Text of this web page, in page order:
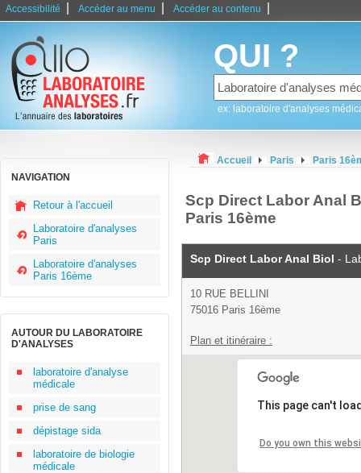
Accessibilité Accéder au menu Accéder au contenu
QUI ?
ex: laboratoire d'analyses
NAVIGATION
Retour à l'accueil
Laboratoire d'analyses
Paris
Laboratoire d'analyses
Paris 16ème
AUTOUR DU LABORATOIRE
D'ANALYSES
laboratoire d'analyse
médicale
prise de sang
dépistage sida
laboratoire de biologie
médicale
Accueil Paris Paris
Scp Direct Labor Anal
Paris 16ème
Scp Direct Labor Anal Biol -
10 RUE BELLINI
75016 Paris 16ème
Plan et itinéraire :
This page can't
Do you own this